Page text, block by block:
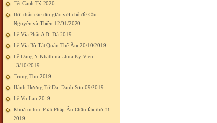
Tết Canh Tý 2020
Hội thảo các tôn giáo với chủ đề Cầu
Nguyện và Thiền 12/01/2020
Lễ Vía Phật A Di Đà 2019
Lễ Vía Bồ Tát Quán Thế Âm 20/10/2019
Lễ Dâng Y Khathina Chùa Kỳ Viên
13/10/2019
Trung Thu 2019
Hành Hương Tứ Đại Danh Sơn 09/2019
Lễ Vu Lan 2019
Khoá tu học Phật Pháp Âu Châu lần thứ 31 -
2019